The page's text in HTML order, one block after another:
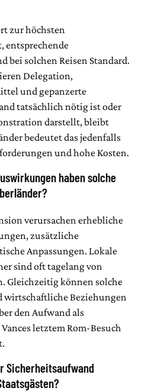
zur höchsten
entsprechende
bei solchen Reisen Standard.
Delegation,
und gepanzerte
tatsächlich nötig ist oder
darstellt, bleibt
bedeutet das jedenfalls
und hohe Kosten.
haben solche
verursachen erhebliche
zusätzliche
Anpassungen. Lokale
sind oft tagelang von
Gleichzeitig können solche
wirtschaftliche Beziehungen
den Aufwand als
letztem Rom-Besuch
Sicherheitsaufwand